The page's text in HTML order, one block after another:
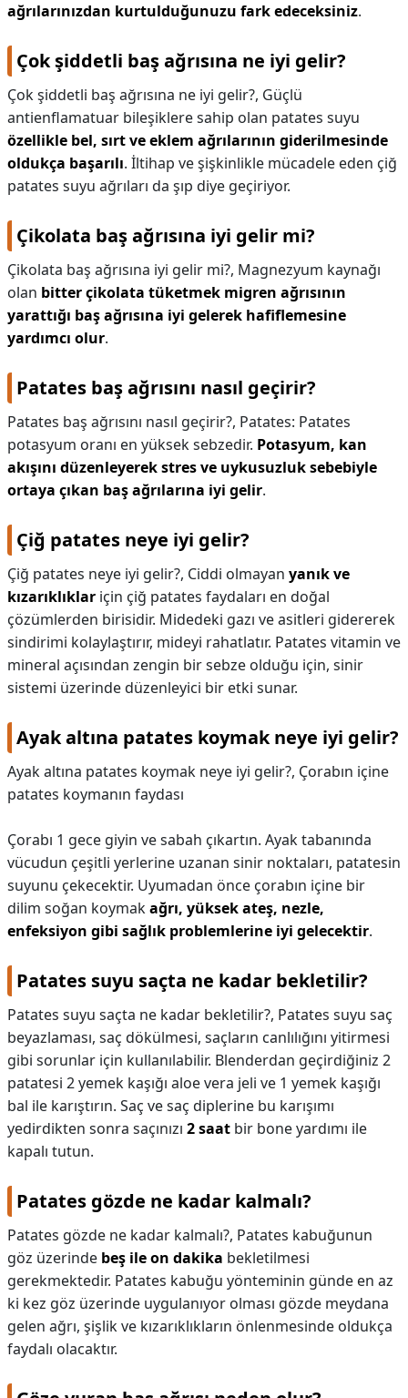
ağrılarınızdan kurtulduğunuzu fark edeceksiniz.
Çok şiddetli baş ağrısına ne iyi gelir?
Çok şiddetli baş ağrısına ne iyi gelir?, Güçlü
antienflamatuar bileşiklere sahip olan patates suyu
özellikle bel, sırt ve eklem ağrılarının giderilmesinde
oldukça başarılı. İltihap ve şişkinlikle mücadele eden çiğ
patates suyu ağrıları da şıp diye geçiriyor.
Çikolata baş ağrısına iyi gelir mi?
Çikolata baş ağrısına iyi gelir mi?, Magnezyum kaynağı
olan bitter çikolata tüketmek migren ağrısının
yarattığı baş ağrısına iyi gelerek hafiflemesine
yardımcı olur.
Patates baş ağrısını nasıl geçirir?
Patates baş ağrısını nasıl geçirir?, Patates: Patates
potasyum oranı en yüksek sebzedir. Potasyum, kan
akışını düzenleyerek stres ve uykusuzluk sebebiyle
ortaya çıkan baş ağrılarına iyi gelir.
Çiğ patates neye iyi gelir?
Çiğ patates neye iyi gelir?, Ciddi olmayan yanık ve
kızarıklıklar için çiğ patates faydaları en doğal
çözümlerden birisidir. Midedeki gazı ve asitleri gidererek
sindirimi kolaylaştırır, mideyi rahatlatır. Patates vitamin ve
mineral açısından zengin bir sebze olduğu için, sinir
sistemi üzerinde düzenleyici bir etki sunar.
Ayak altına patates koymak neye iyi gelir?
Ayak altına patates koymak neye iyi gelir?, Çorabın içine
patates koymanın faydası
Çorabı 1 gece giyin ve sabah çıkartın. Ayak tabanında
vücudun çeşitli yerlerine uzanan sinir noktaları, patatesin
suyunu çekecektir. Uyumadan önce çorabın içine bir
dilim soğan koymakağrı, yüksek ateş, nezle,
enfeksiyon gibi sağlık problemlerine iyi gelecektir.
Patates suyu saçta ne kadar bekletilir?
Patates suyu saçta ne kadar bekletilir?, Patates suyu saç
beyazlaması, saç dökülmesi, saçların canlılığını yitirmesi
gibi sorunlar için kullanılabilir. Blenderdan geçirdiğiniz 2
patatesi 2 yemek kaşığı aloe vera jeli ve 1 yemek kaşığı
bal ile karıştırın. Saç ve saç diplerine bu karışımı
yedirdikten sonra saçınızı 2 saat bir bone yardımı ile
kapalı tutun.
Patates gözde ne kadar kalmalı?
Patates gözde ne kadar kalmalı?, Patates kabuğunun
göz üzerinde beş ile on dakika bekletilmesi
gerekmektedir. Patates kabuğu yönteminin günde en az
ki kez göz üzerinde uygulanıyor olması gözde meydana
gelen ağrı, şişlik ve kızarıklıkların önlenmesinde oldukça
faydalı olacaktır.